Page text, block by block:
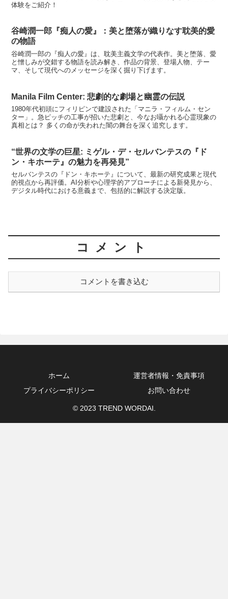
体験をご紹介！
谷崎潤一郎『痴人の愛』：美と堕落が織りなす耽美的愛
の物語
谷崎潤一郎の『痴人の愛』は、耽美主義文学の代表作。美と堕落、愛
と憎しみが交錯する物語を読み解き、作品の背景、登場人物、テー
マ、そして現代へのメッセージを深く掘り下げます。
Manila Film Center: 悲劇的な劇場と幽霊の伝説
1980年代初頭にフィリピンで建設された「マニラ・フィルム・セン
ター」。急ピッチの工事が招いた悲劇と、今なお囁かれる心霊現象の
真相とは？ 多くの命が失われた闇の舞台を深く追究します。
“世界の文学の巨星: ミゲル・デ・セルバンテスの『ド
ン・キホーテ』の魅力を再発見”
セルバンテスの『ドン・キホーテ』について、最新の研究成果と現代
的視点から再評価。AI分析や心理学的アプローチによる新発見から、
デジタル時代における意義まで、包括的に解説する決定版。
コメント
コメントを書き込む
ホーム
運営者情報・免責事項
プライバシーポリシー
お問い合わせ
© 2023 TREND WORDAI.